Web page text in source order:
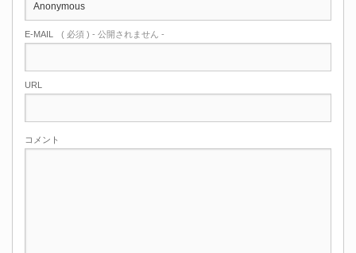
E-MAIL ( 必須 ) - 公開されません -
URL
コメント